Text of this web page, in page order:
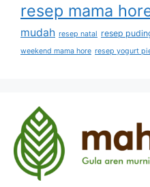
resep mama
mudah resep natal resep
weekend mama hore resep yogurt